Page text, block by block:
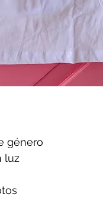
género
luz